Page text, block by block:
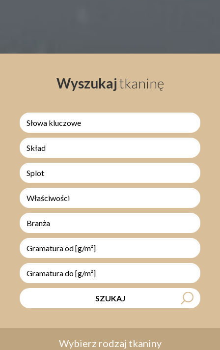
Wyszukajtkaninę
Skład
Splot
Właściwości
Branża
SZUKAJ
Wybierz rodzaj tkaniny